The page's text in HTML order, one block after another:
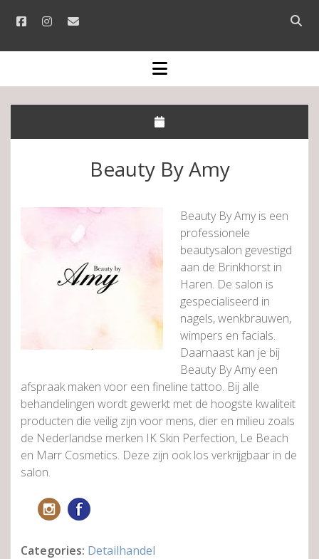
facebookinstagram
email
Open
bar
open
menu
Beauty By Amy
Beauty By Amy is een
professionele
beautysalon gevestigd
aan de Brinkhorst in
Haren. De salon is
gespecialiseerd in
nagels, wenkbrauwen,
wimpers en facials.
Daarnaast kan je bij
Beauty By Amy een
afspraak maken voor een fineline tattoo. Bij alle
behandelingen wordt gewerkt met de hoogste kwaliteit
producten die veilig zijn voor mens, dier en milieu zoals
de Nederlandse merken IK Skin Perfection, Le Beach
en Marr Cosmetics. Deze zijn ook los verkrijgbaar in de
salon.
Categories: Detailhandel